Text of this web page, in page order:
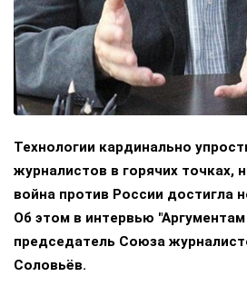
Технологии кардинально
журналистов в горячих точках,
война против России достигла
Об этом в интервью
председатель Союза
Соловьёв.